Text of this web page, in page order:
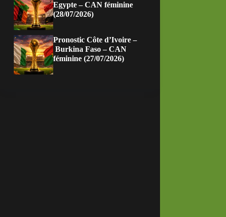
Egypte – CAN féminine
(28/07/2026)
Pronostic Côte d’Ivoire –
Burkina Faso – CAN
féminine (27/07/2026)